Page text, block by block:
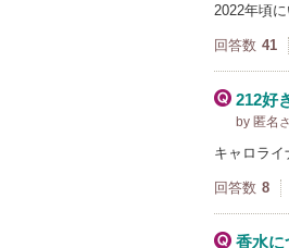
2022年頃
回答数 41
212好
by 匿名
キャロラ
回答数 8
香水に